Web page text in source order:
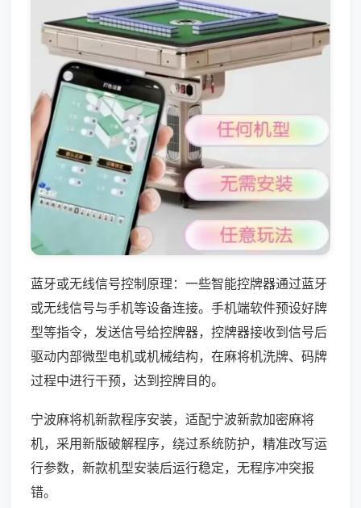
蓝牙或无线信号控制原理：一些智能控牌器通过蓝牙
或无线信号与手机等设备连接。手机端软件预设好牌
型等指令，发送信号给控牌器，控牌器接收到信号后
驱动内部微型电机或机械结构，在麻将机洗牌、码牌
过程中进行干预，达到控牌目的。
宁波麻将机新款程序安装，适配宁波新款加密麻将
机，采用新版破解程序，绕过系统防护，精准改写运
行参数，新款机型安装后运行稳定，无程序冲突报
错。